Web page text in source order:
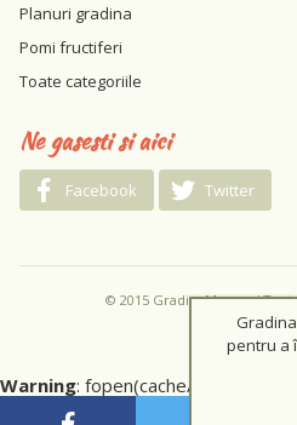
Planuri gradina
Pomi fructiferi
Toate categoriile
Ne gasesti si aici
Facebook Twitter
© 2015 GradinaMea.ro /
Warning: fopen(cache/
function.fopen ]: failed to open
pentru a